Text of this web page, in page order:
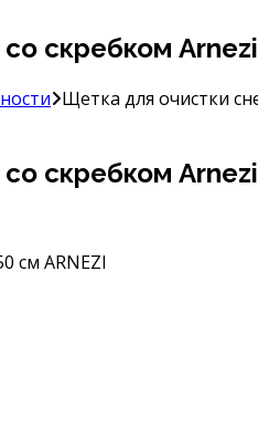
скребком
Щетка для очистки
скребком
см ARNEZI